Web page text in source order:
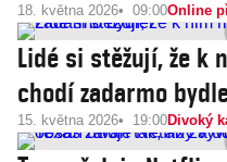
18. května 2026 09:00Online
Lidé si stěžují, že k
chodí zadarmo
15. května 2026 19:00Divoký